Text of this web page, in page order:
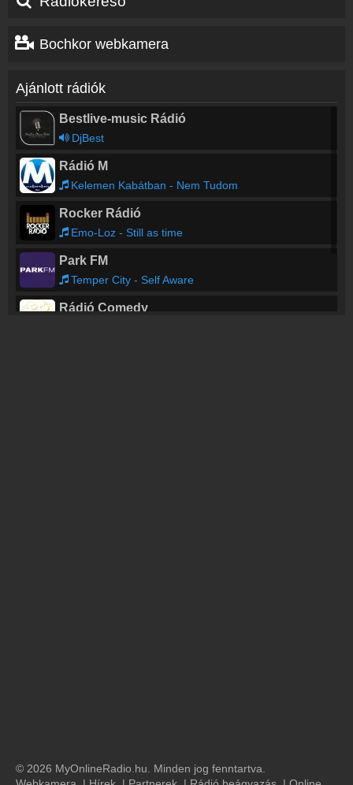
Bochkor webkamera
Ajánlott rádiók
Bestlive-music Rádió
DjBest
Rádió M
Kelemen Kabátban - Nem Tudom
Rocker Rádió
Emo-Loz - Still as time
Park FM
Temper City - Self Aware
Rádió Comedy
© 2026 MyOnlineRadio.hu. Minden jog fenntartva.